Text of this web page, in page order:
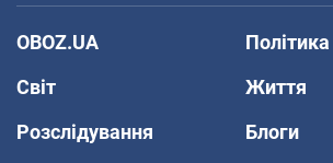
OBOZ.UA
Політика
Світ
Життя
Розслідування
Блоги